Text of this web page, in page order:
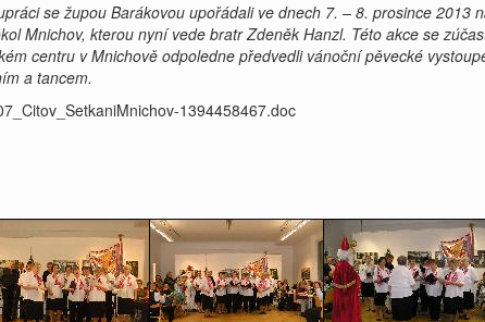
se župou Barákovou upořádali ve dnech 7. – 8. prosince
Mnichov, kterou nyní vede bratr Zdeněk Hanzl. Této akce se
centru v Mnichově odpoledne předvedli vánoční pěvecké
a tancem.
1394458467.doc